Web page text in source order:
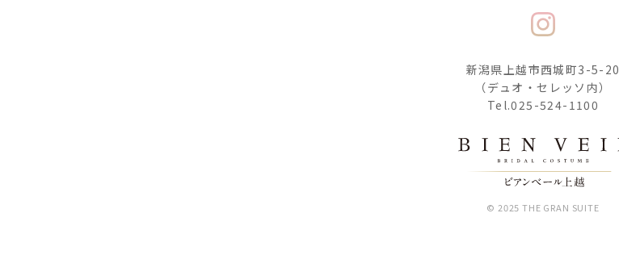
新潟県上越市西城町3-5-20
（デュオ・セレッソ内）
Tel.025-524-1100
© 2025 THE GRAN SUITE